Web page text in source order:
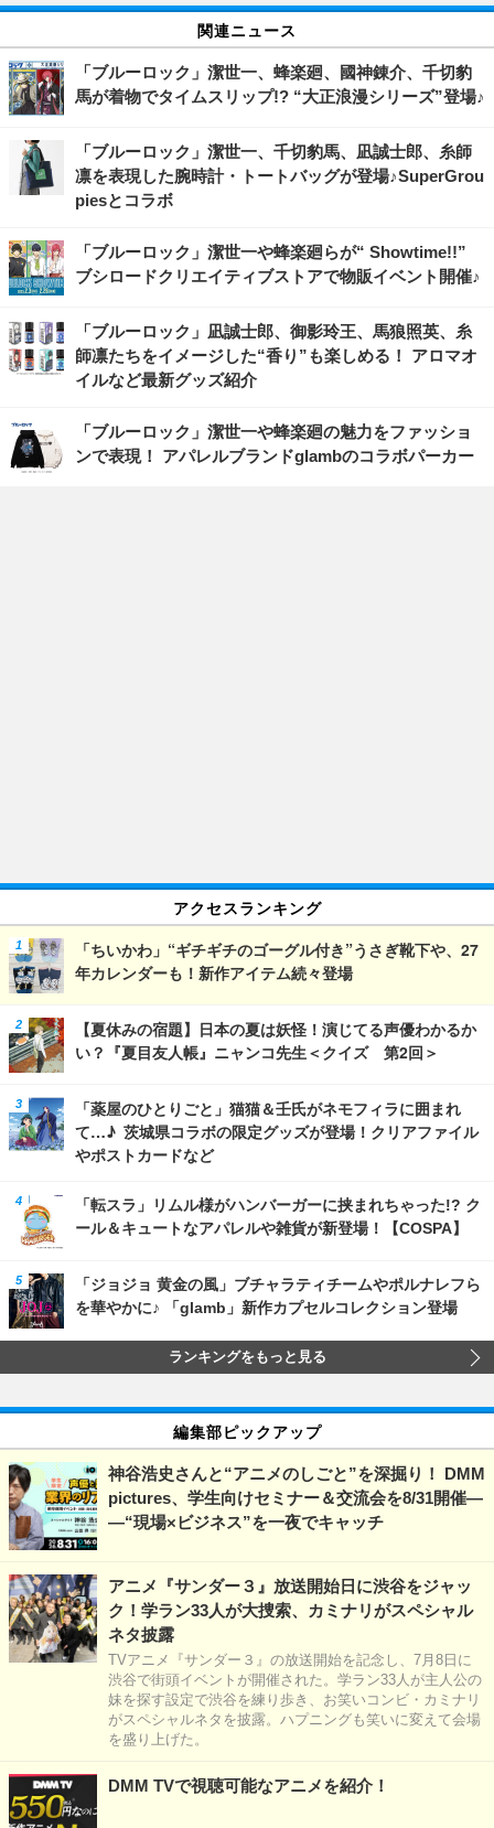
関連ニュース
「ブルーロック」潔世一、蜂楽廻、國神錬介、千切豹
馬が着物でタイムスリップ!? “大正浪漫シリーズ”登場♪
「ブルーロック」潔世一、千切豹馬、凪誠士郎、糸師
凛を表現した腕時計・トートバッグが登場♪SuperGrou
piesとコラボ
「ブルーロック」潔世一や蜂楽廻らが“ Showtime!!”
ブシロードクリエイティブストアで物販イベント開催♪
「ブルーロック」凪誠士郎、御影玲王、馬狼照英、糸
師凛たちをイメージした“香り”も楽しめる！ アロマオ
イルなど最新グッズ紹介
「ブルーロック」潔世一や蜂楽廻の魅力をファッショ
ンで表現！ アパレルブランドglambのコラボパーカー
アクセスランキング
「ちいかわ」“ギチギチのゴーグル付き”うさぎ靴下や、27
年カレンダーも！新作アイテム続々登場
【夏休みの宿題】日本の夏は妖怪！演じてる声優わかるか
い？『夏目友人帳』ニャンコ先生＜クイズ 第2回＞
「薬屋のひとりごと」猫猫＆壬氏がネモフィラに囲まれ
て…♪ 茨城県コラボの限定グッズが登場！クリアファイル
やポストカードなど
「転スラ」リムル様がハンバーガーに挟まれちゃった!? ク
ール＆キュートなアパレルや雑貨が新登場！【COSPA】
「ジョジョ 黄金の風」ブチャラティチームやポルナレフら
を華やかに♪ 「glamb」新作カプセルコレクション登場
ランキングをもっと見る
編集部ピックアップ
神谷浩史さんと“アニメのしごと”を深掘り！ DMM
pictures、学生向けセミナー＆交流会を8/31開催―
―“現場×ビジネス”を一夜でキャッチ
アニメ『サンダー３』放送開始日に渋谷をジャッ
ク！学ラン33人が大捜索、カミナリがスペシャル
ネタ披露
TVアニメ『サンダー３』の放送開始を記念し、7月8日に
渋谷で街頭イベントが開催された。学ラン33人が主人公の
妹を探す設定で渋谷を練り歩き、お笑いコンビ・カミナリ
がスペシャルネタを披露。ハプニングも笑いに変えて会場
を盛り上げた。
DMM TVで視聴可能なアニメを紹介！